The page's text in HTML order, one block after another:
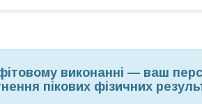
виконанні — ваш
пікових фізичних